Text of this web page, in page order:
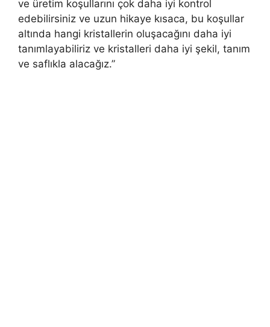
ve üretim koşullarını çok daha iyi kontrol
edebilirsiniz ve uzun hikaye kısaca, bu koşullar
altında hangi kristallerin oluşacağını daha iyi
tanımlayabiliriz ve kristalleri daha iyi şekil, tanım
ve saflıkla alacağız.”